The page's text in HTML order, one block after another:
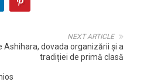
NEXT ARTICLE
dovada organizării și a
tradiției de primă clasă